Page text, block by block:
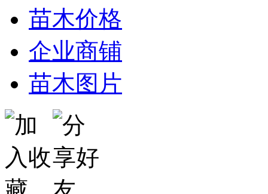
苗木价格
企业商铺
苗木图片